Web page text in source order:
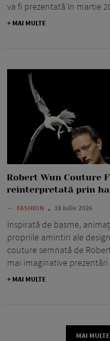
va fi prezentată în martie
+ MAI MULTE
Robert Wun Couture
reinterpretată prin
— FASHION 18 iulie 2026
Inspirată de basme,
propriile amintiri ale
couture semnată de
mai imaginative prezentări
+ MAI MULTE
MAI